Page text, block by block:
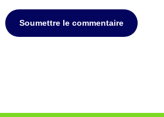
Soumettre le commentaire